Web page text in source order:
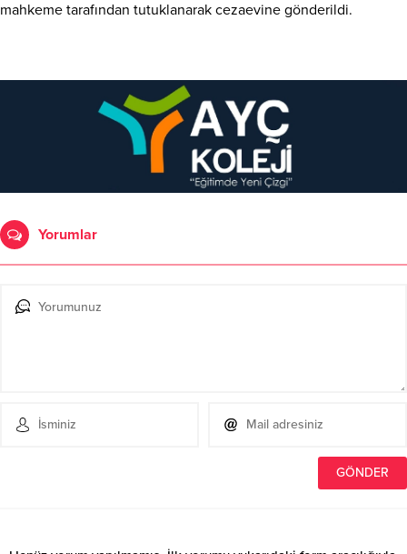
mahkeme tarafından tutuklanarak cezaevine gönderildi.
Yorumlar